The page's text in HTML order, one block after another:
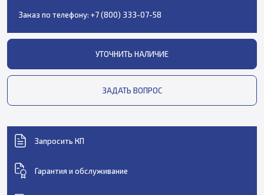
Заказ по телефону: +7 (800) 333-07-58
УТОЧНИТЬ НАЛИЧИЕ
ЗАДАТЬ ВОПРОС
Запросить КП
Гарантия и обслуживание